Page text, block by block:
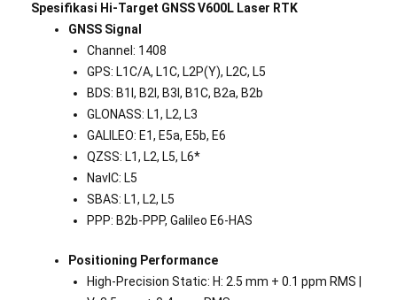
Spesifikasi Hi-Target GNSS V600L Laser RTK
GNSS Signal
Channel: 1408
GPS: L1C/A, L1C, L2P(Y), L2C, L5
BDS: B1I, B2I, B3I, B1C, B2a, B2b
GLONASS: L1, L2, L3
GALILEO: E1, E5a, E5b, E6
QZSS: L1, L2, L5, L6*
NavIC: L5
SBAS: L1, L2, L5
PPP: B2b-PPP, Galileo E6-HAS
Positioning Performance
High-Precision Static: H: 2.5 mm + 0.1 ppm RMS |